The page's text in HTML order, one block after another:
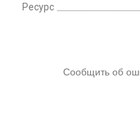
Ресурс
Сообщить об